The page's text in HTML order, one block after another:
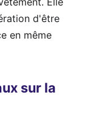
d'être
en même
sur la